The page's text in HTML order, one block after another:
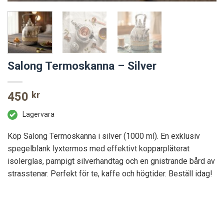
Salong Termoskanna – Silver
450 kr
Lagervara
Köp Salong Termoskanna i silver (1000 ml). En exklusiv
spegelblank lyxtermos med effektivt kopparpläterat
isolerglas, pampigt silverhandtag och en gnistrande bård av
strasstenar. Perfekt för te, kaffe och högtider. Beställ idag!